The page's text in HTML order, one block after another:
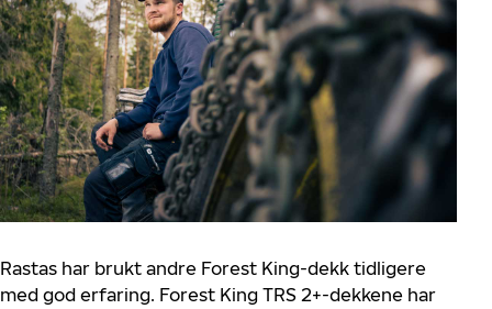
Rastas har brukt andre Forest King-dekk tidligere
med god erfaring. Forest King TRS 2+-dekkene har